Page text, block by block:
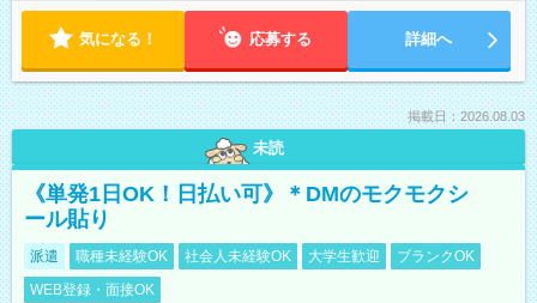
気になる！ 応募する 詳細へ
掲載日：2026.08.03
未読
《単発1日OK！日払い可》＊DMのモクモクシ
ール貼り
派遣 職種未経験OK 社会人未経験OK 大学生歓迎
ブランクOK
WEB登録・面接OK